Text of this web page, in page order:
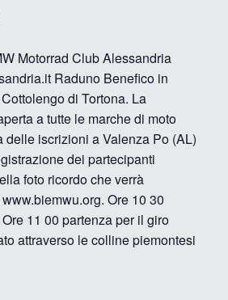
Motorrad Club Alessandria
Raduno Benefico in
di Tortona. La
a tutte le marche di moto
delle iscrizioni a Valenza Po (AL)
dei partecipanti
foto ricordo che verrà
Ore 10 30
11 00 partenza per il giro
attraverso le colline piemontesi